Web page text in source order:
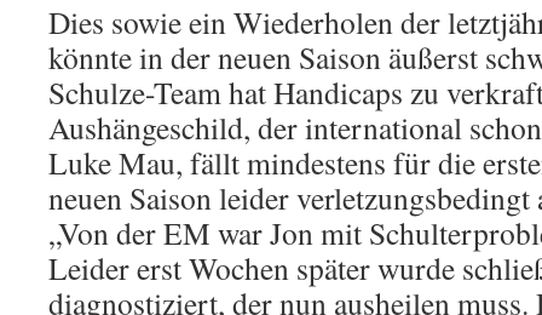
Dies sowie ein Wiederholen der
könnte in der neuen Saison äußerst
Schulze-Team hat Handicaps zu
Aushängeschild, der international
Luke Mau, fällt mindestens für die
neuen Saison leider verletzungsbedingt
„Von der EM war Jon mit
Leider erst Wochen später wurde
diagnostiziert, der nun ausheilen